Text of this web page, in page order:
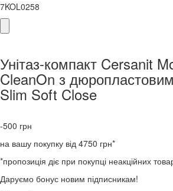
7KOL0258
​Унітаз-компакт Cersanit
CleanOn з
Slim Soft Close
-500 грн
на вашу покупку від 4750 грн*
*пропозиція діє при покупці неакційних
Даруємо бонус новим підписникам!